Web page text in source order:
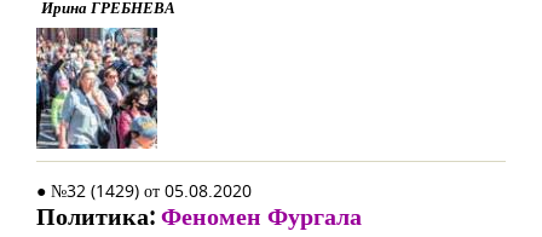
Ирина ГРЕБНЕВА
● №32 (1429) от 05.08.2020
Политика:Феномен Фургала